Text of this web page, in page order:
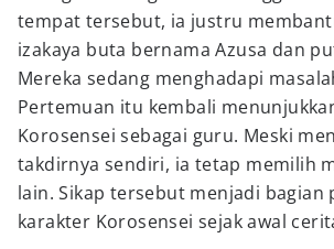
tempat tersebut, ia justru
izakaya buta bernama Azusa dan
Mereka sedang menghadapi
Pertemuan itu kembali
Korosensei sebagai guru. Meski
takdirnya sendiri, ia tetap memilih
lain. Sikap tersebut menjadi bagian
karakter Korosensei sejak awal